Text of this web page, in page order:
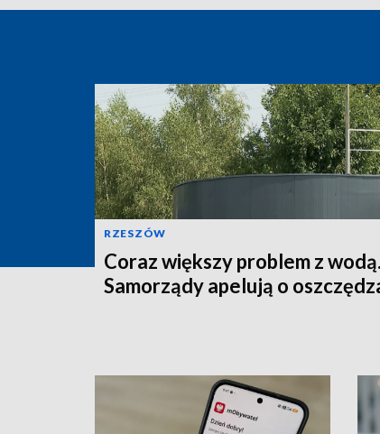
RZESZÓW
Coraz większy problem z wodą.
Samorządy apelują o